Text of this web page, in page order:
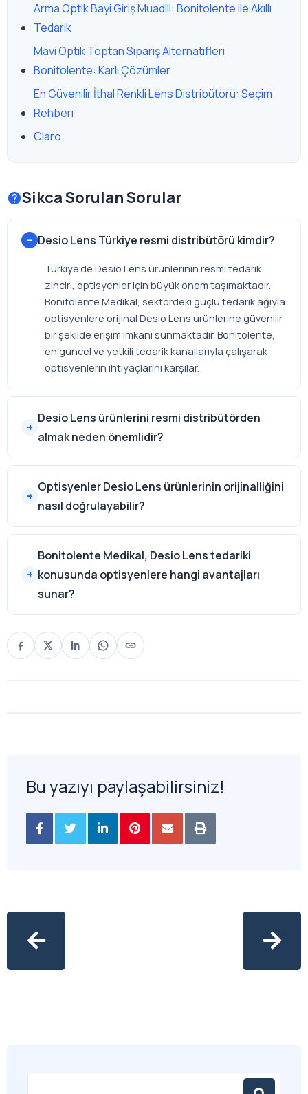
Arma Optik Bayi Giriş Muadili: Bonitolente ile Akıllı
Tedarik
Mavi Optik Toptan Sipariş Alternatifleri
Bonitolente: Karlı Çözümler
En Güvenilir İthal Renkli Lens Distribütörü: Seçim
Rehberi
Claro
Sikca Sorulan Sorular
Desio Lens Türkiye resmi distribütörü kimdir?
Türkiye'de Desio Lens ürünlerinin resmi tedarik
zinciri, optisyenler için büyük önem taşımaktadır.
Bonitolente Medikal, sektördeki güçlü tedarik ağıyla
optisyenlere orijinal Desio Lens ürünlerine güvenilir
bir şekilde erişim imkanı sunmaktadır. Bonitolente,
en güncel ve yetkili tedarik kanallarıyla çalışarak
optisyenlerin ihtiyaçlarını karşılar.
Desio Lens ürünlerini resmi distribütörden
almak neden önemlidir?
Optisyenler Desio Lens ürünlerinin orijinalliğini
nasıl doğrulayabilir?
Bonitolente Medikal, Desio Lens tedariki
konusunda optisyenlere hangi avantajları
sunar?
Bu yazıyı paylaşabilirsiniz!